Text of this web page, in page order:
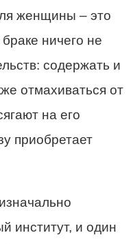
женщины – это
ничего не
содержать и
отмахиваться от
на его
приобретает
институт, и один